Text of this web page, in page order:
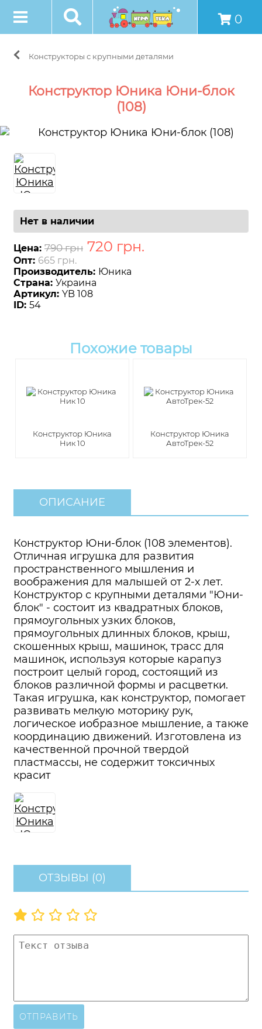
0
Конструкторы с крупными деталями
Конструктор Юника Юни-блок
(108)
Нет в наличии
Цена: 790 грн 720 грн.
Опт: 665 грн.
Производитель: Юника
Страна: Украина
Артикул: YB 108
ID: 54
Похожие товары
Конструктор Юника
Ник 10
Конструктор Юника
АвтоТрек-52
ОПИСАНИЕ
Конструктор Юни-блок (108 элементов).
Отличная игрушка для развития
пространственного мышления и
воображения для малышей от 2-х лет.
Конструктор с крупными деталями "Юни-
блок" - состоит из квадратных блоков,
прямоугольных узких блоков,
прямоугольных длинных блоков, крыш,
скошенных крыш, машинок, трасс для
машинок, используя которые карапуз
построит целый город, состоящий из
блоков различной формы и расцветки.
Такая игрушка, как конструктор, помогает
развивать мелкую моторику рук,
логическое иобразное мышление, а также
координацию движений. Изготовлена из
качественной прочной твердой
пластмассы, не содержит токсичных
красит
ОТЗЫВЫ (0)
ОТПРАВИТЬ